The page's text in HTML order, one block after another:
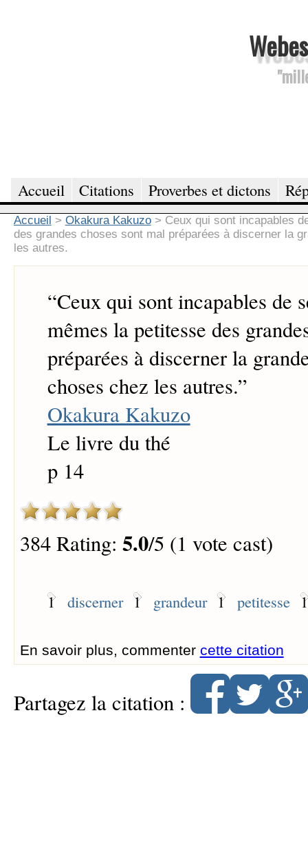
Accueil Citations Proverbes et dictons
Accueil > Okakura Kakuzo > Ceux qui sont incapables
des grandes choses sont mal préparées à discerner la
les autres.
“Ceux qui sont incapables de
mêmes la petitesse des
préparées à discerner la
choses chez les autres.”
Okakura Kakuzo
Le livre du thé
p 14
384 Rating: 5.0/5 (1 vote cast)
1 discerner 1 grandeur 1 petitesse 1
En savoir plus, commenter cette citation
Partagez la citation :